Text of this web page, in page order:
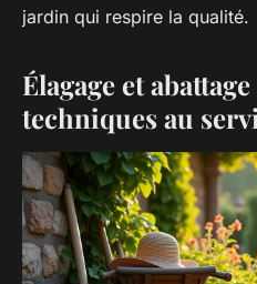
jardin qui respire la qualité.
Élagage et
techniques au